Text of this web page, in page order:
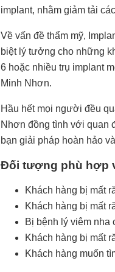
implant, nhằm giảm tải
Về vấn đề thẩm mỹ,
biệt lý tưởng cho những
6 hoặc nhiều trụ implant
Minh Nhơn.
Hầu hết mọi người đều
Nhơn đồng tình với quan
bạn giải pháp hoàn hảo
Đối tượng phù hợp
Khách hàng bị mất
Khách hàng bị mất
Bị bệnh lý viêm nha
Khách hàng bị mất
Khách hàng muốn